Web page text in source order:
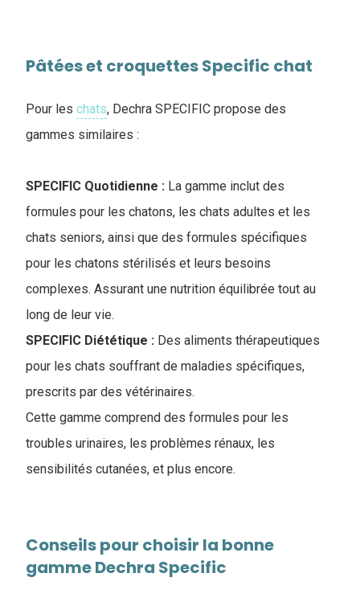
Pâtées et croquettes Specific chat
Pour les chats, Dechra SPECIFIC propose des
gammes similaires :
SPECIFIC Quotidienne : La gamme inclut des
formules pour les chatons, les chats adultes et les
chats seniors, ainsi que des formules spécifiques
pour les chatons stérilisés et leurs besoins
complexes. Assurant une nutrition équilibrée tout au
long de leur vie.
SPECIFIC Diététique : Des aliments thérapeutiques
pour les chats souffrant de maladies spécifiques,
prescrits par des vétérinaires.
Cette gamme comprend des formules pour les
troubles urinaires, les problèmes rénaux, les
sensibilités cutanées, et plus encore.
Conseils pour choisir la bonne
gamme Dechra Specific